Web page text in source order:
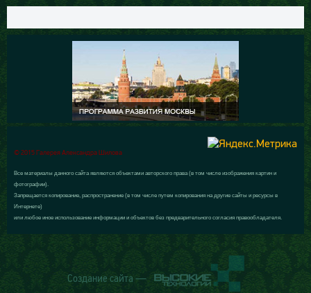
© 2015 Галерея Александра Шилова
Все материалы данного сайта являются объектами авторского права (в том числе изображения картин и
фотографии).
Запрещается копирование, распространение (в том числе путем копирования на другие сайты и ресурсы в
Интернете)
или любое иное использование информации и объектов без предварительного согласия правообладателя.
Создание сайта —